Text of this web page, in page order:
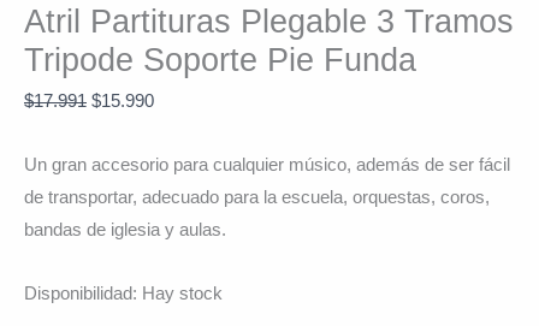
Atril Partituras Plegable 3 Tramos
Tripode Soporte Pie Funda
$17.991 $15.990
Un gran accesorio para cualquier músico, además de ser fácil
de transportar, adecuado para la escuela, orquestas, coros,
bandas de iglesia y aulas.
Disponibilidad: Hay stock